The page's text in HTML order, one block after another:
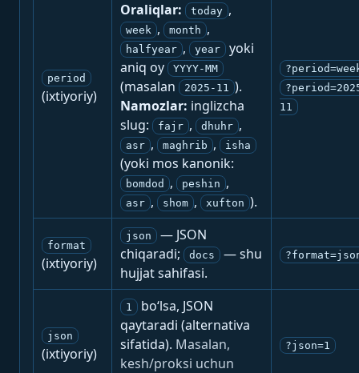
period
(ixtiyoriy)
Oraliqlar:
today ,
week , month ,
halfyear , year
yoki
aniq oy
YYYY-MM
(masalan 2025-11 ).
Namozlar: inglizcha
slug:
fajr , dhuhr ,
asr , maghrib , isha
(yoki mos kanonik:
bomdod , peshin ,
asr , shom , xufton ).
11
format
(ixtiyoriy)
json
— JSON
chiqaradi;
docs
— shu
hujjat sahifasi.
json
(ixtiyoriy)
1
bo‘lsa, JSON
qaytaradi (alternativa
sifatida). Masalan,
kesh/proksi uchun
?json=1